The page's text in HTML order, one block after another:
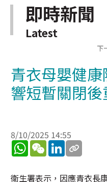
即時新聞
Latest
下
青衣母嬰健
響短暫關閉後
8/10/2025 14:55
WhatsApp
WeChatLinkedIn
衛生署表示，因應青衣長